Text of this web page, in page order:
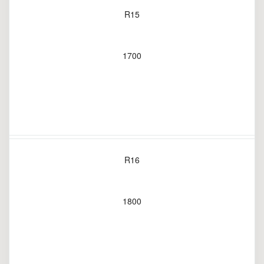
R15
1700
R16
1800